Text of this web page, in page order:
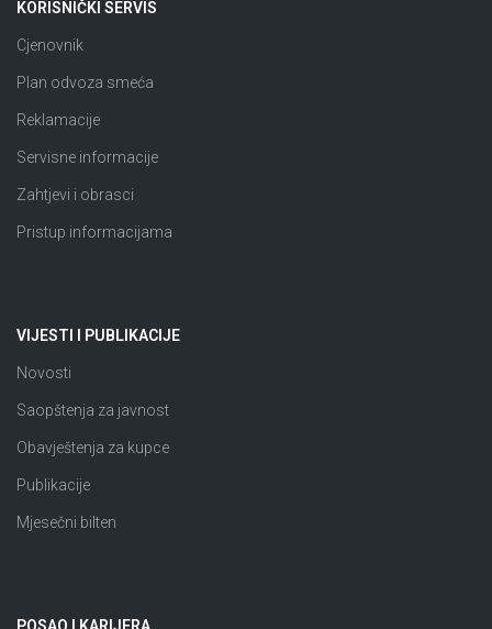
KORISNIČKI SERVIS
Cjenovnik
Plan odvoza smeća
Reklamacije
Servisne informacije
Zahtjevi i obrasci
Pristup informacijama
VIJESTI I PUBLIKACIJE
Novosti
Saopštenja za javnost
Obavještenja za kupce
Publikacije
Mjesečni bilten
POSAO I KARIJERA